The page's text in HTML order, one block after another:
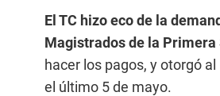
El TC hizo eco de la
Magistrados de la Primera
hacer los pagos, y otorgó
el último 5 de mayo.